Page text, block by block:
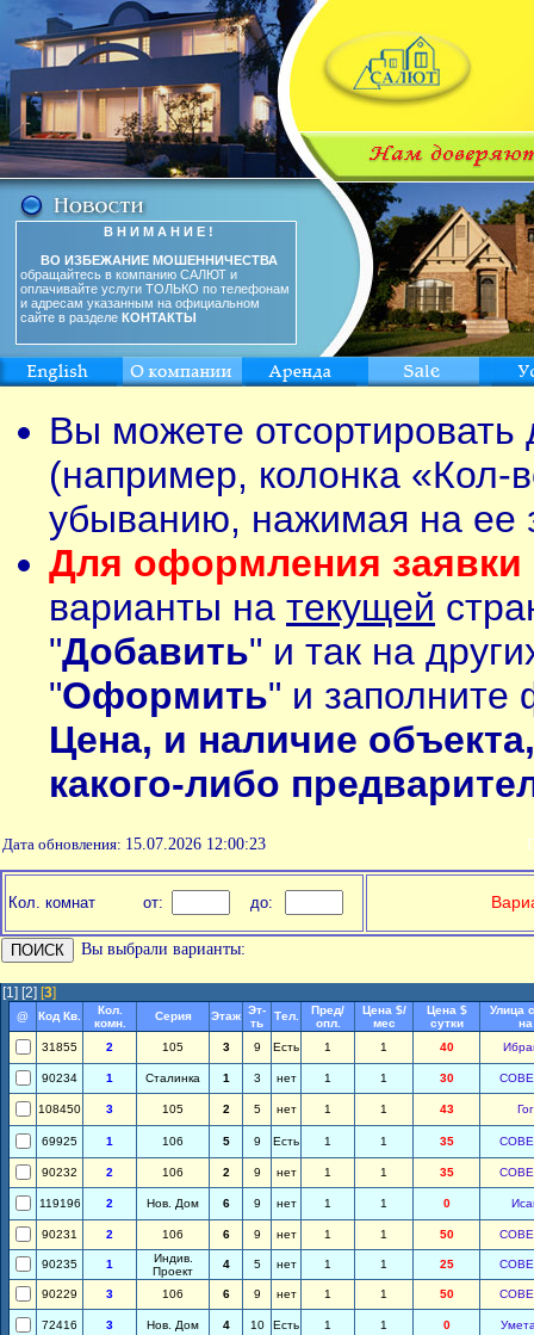
В Н И М А Н И Е !
ВО ИЗБЕЖАНИЕ МОШЕННИЧЕСТВА
обращайтесь в компанию САЛЮТ и
оплачивайте услуги ТОЛЬКО по телефонам
и адресам указанным на официальном
сайте в разделе КОНТАКТЫ
Вы можете
(например, колонка «Кол-
убыванию, нажимая на ее
Для оформления заявки
варианты на текущей
"Добавить" и так на
"Оформить" и заполните
Цена, и наличие
какого-либо
Дата обновления: 15.07.2026 12:00:23
Кол. комнат от: до:
Вы выбрали варианты:
[1] [2] [3]
@ Код Кв.
Кол.
комн.
Серия Этаж Эт-
ть
Тел.
Пред/
опл.
Цена $/
мес
Цена $
сутки
Улица
31855
2 105 3 9 Есть 1 1 40
90234 1 Сталинка 1 3 нет 1 1 30
108450 3 105 2 5 нет 1 1 43
69925 1 106 5 9 Есть 1 1 35
90232 2 106 2 9 нет 1 1 35
119196 2 Нов. Дом 6 9 нет 1 1 0
90231 2 106 6 9 нет 1 1 50
90235 1
Индив.
Проект
4 5 нет 1 1 25
90229 3 106 6 9 нет 1 1 50
72416 3 Нов. Дом 4 10 Есть 1 1 0